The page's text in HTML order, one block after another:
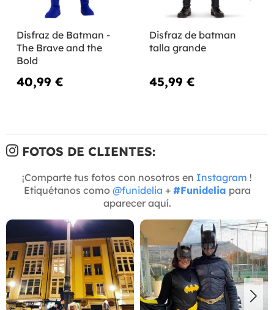
Disfraz de Batman -
The Brave and the
Bold
40,99 €
Disfraz de batman
talla grande
45,99 €
FOTOS DE CLIENTES:
¡Comparte tus fotos con nosotros en Instagram !
Etiquétanos como @funidelia + #Funidelia para
aparecer aquí.